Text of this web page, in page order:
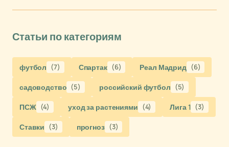
Статьи по категориям
футбол (7) Спартак (6) Реал Мадрид (6)
садоводство (5) российский футбол (5)
ПСЖ (4) уход за растениями (4) Лига 1 (3)
Ставки (3) прогноз (3)